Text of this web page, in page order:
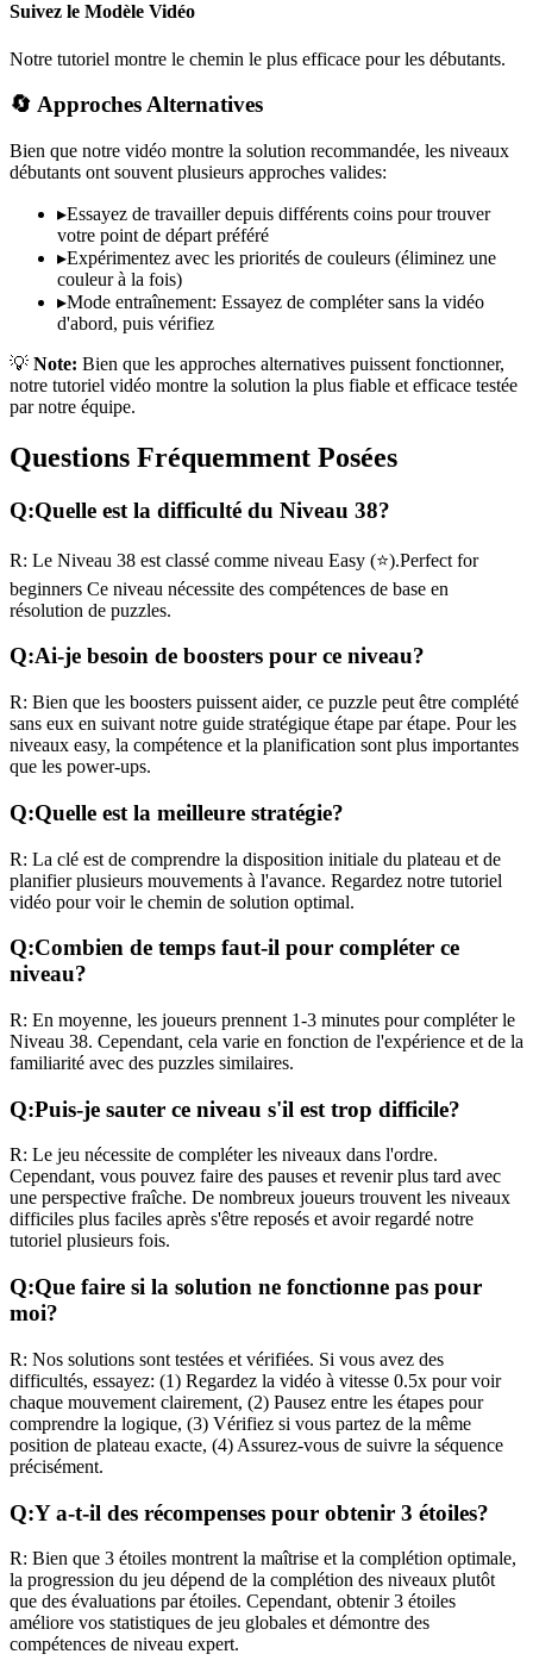
Suivez le Modèle Vidéo
Notre tutoriel montre le chemin le plus efficace pour les débutants.
🔄 Approches Alternatives
Bien que notre vidéo montre la solution recommandée, les niveaux
débutants ont souvent plusieurs approches valides:
▸Essayez de travailler depuis différents coins pour trouver
votre point de départ préféré
▸Expérimentez avec les priorités de couleurs (éliminez une
couleur à la fois)
▸Mode entraînement: Essayez de compléter sans la vidéo
d'abord, puis vérifiez
💡 Note: Bien que les approches alternatives puissent fonctionner,
notre tutoriel vidéo montre la solution la plus fiable et efficace testée
par notre équipe.
Questions Fréquemment Posées
Q:Quelle est la difficulté du Niveau 38?
R: Le Niveau 38 est classé comme niveau Easy (⭐).Perfect for
beginners Ce niveau nécessite des compétences de base en
résolution de puzzles.
Q:Ai-je besoin de boosters pour ce niveau?
R: Bien que les boosters puissent aider, ce puzzle peut être complété
sans eux en suivant notre guide stratégique étape par étape. Pour les
niveaux easy, la compétence et la planification sont plus importantes
que les power-ups.
Q:Quelle est la meilleure stratégie?
R: La clé est de comprendre la disposition initiale du plateau et de
planifier plusieurs mouvements à l'avance. Regardez notre tutoriel
vidéo pour voir le chemin de solution optimal.
Q:Combien de temps faut-il pour compléter ce
niveau?
R: En moyenne, les joueurs prennent 1-3 minutes pour compléter le
Niveau 38. Cependant, cela varie en fonction de l'expérience et de la
familiarité avec des puzzles similaires.
Q:Puis-je sauter ce niveau s'il est trop difficile?
R: Le jeu nécessite de compléter les niveaux dans l'ordre.
Cependant, vous pouvez faire des pauses et revenir plus tard avec
une perspective fraîche. De nombreux joueurs trouvent les niveaux
difficiles plus faciles après s'être reposés et avoir regardé notre
tutoriel plusieurs fois.
Q:Que faire si la solution ne fonctionne pas pour
moi?
R: Nos solutions sont testées et vérifiées. Si vous avez des
difficultés, essayez: (1) Regardez la vidéo à vitesse 0.5x pour voir
chaque mouvement clairement, (2) Pausez entre les étapes pour
comprendre la logique, (3) Vérifiez si vous partez de la même
position de plateau exacte, (4) Assurez-vous de suivre la séquence
précisément.
Q:Y a-t-il des récompenses pour obtenir 3 étoiles?
R: Bien que 3 étoiles montrent la maîtrise et la complétion optimale,
la progression du jeu dépend de la complétion des niveaux plutôt
que des évaluations par étoiles. Cependant, obtenir 3 étoiles
améliore vos statistiques de jeu globales et démontre des
compétences de niveau expert.